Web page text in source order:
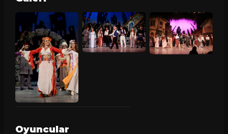
Oyuncular